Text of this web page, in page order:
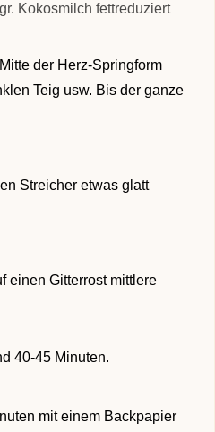
Kokosmilch fettreduziert
der Herz-Springform
Teig usw. Bis der ganze
Streicher etwas glatt
einen Gitterrost mittlere
40-45 Minuten.
mit einem Backpapier